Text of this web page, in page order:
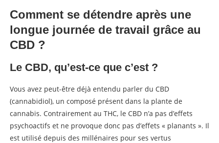
Comment se détendre après une
longue journée de travail grâce au
CBD ?
Le CBD, qu’est-ce que c’est ?
Vous avez peut-être déjà entendu parler du CBD
(cannabidiol), un composé présent dans la plante de
cannabis. Contrairement au THC, le CBD n’a pas d’effets
psychoactifs et ne provoque donc pas d’effets « planants ». Il
est utilisé depuis des millénaires pour ses vertus